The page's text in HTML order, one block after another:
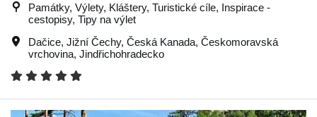
Památky, Výlety, Kláštery, Turistické cíle, Inspirace -
cestopisy, Tipy na výlet
Dačice, Jižní Čechy, Česká Kanada, Českomoravská
vrchovina, Jindřichohradecko